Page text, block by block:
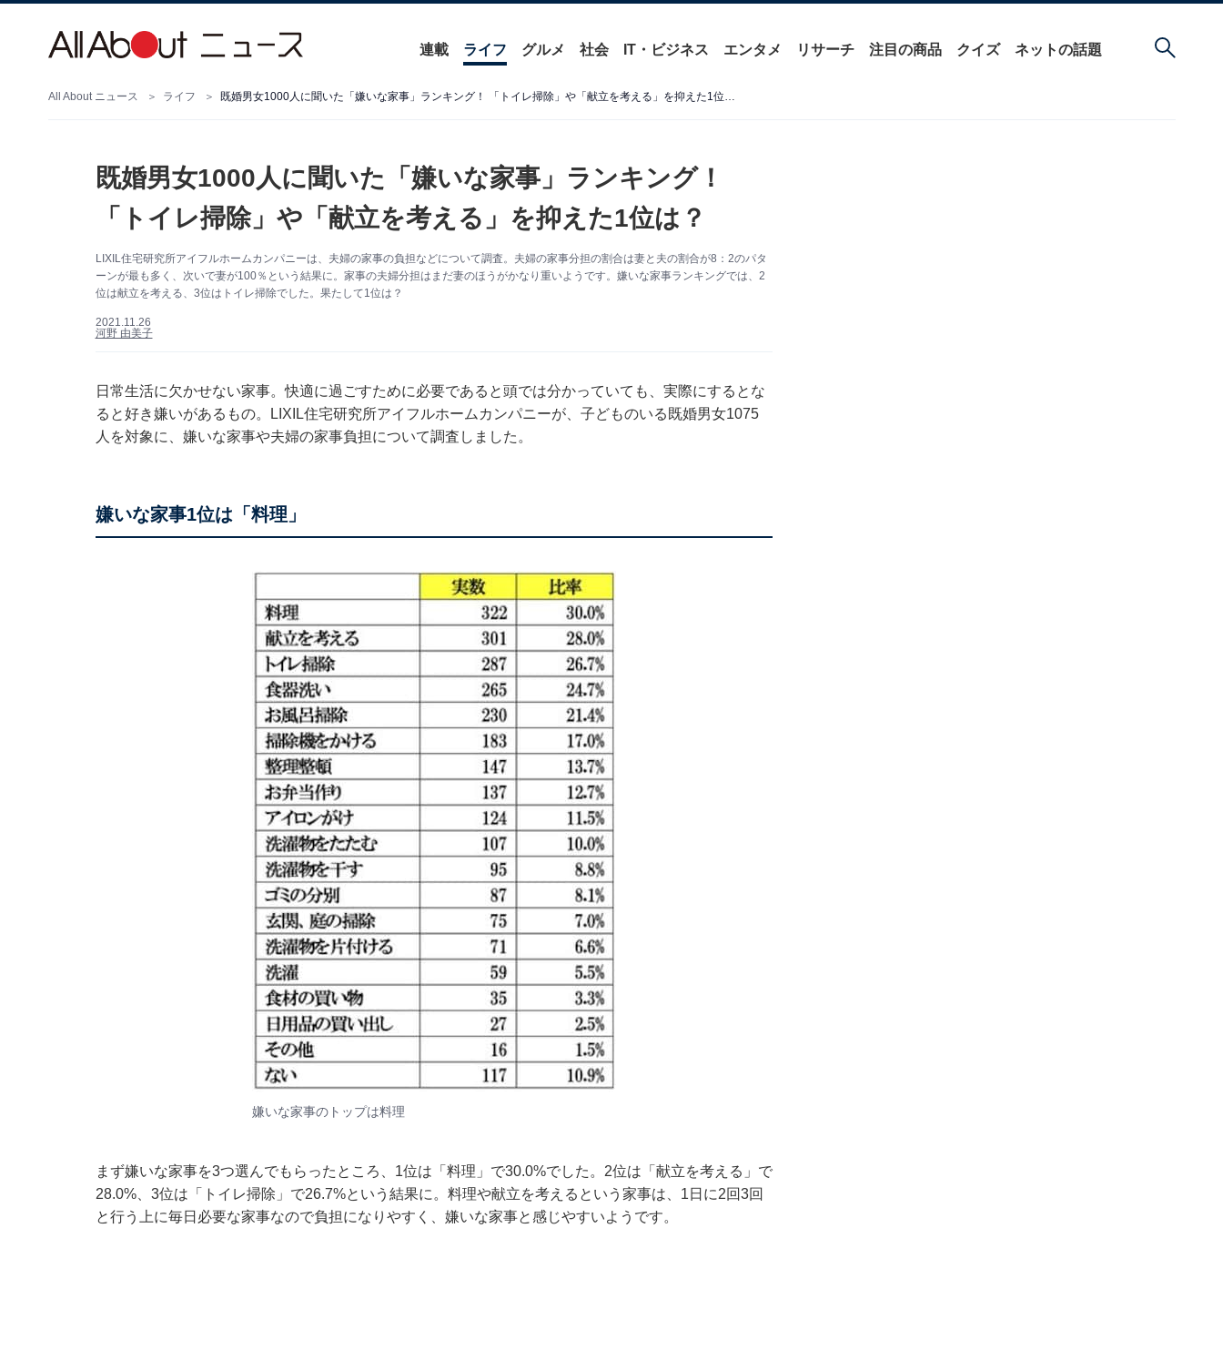
連載 ライフ グルメ 社会 IT・ビジネス エンタメ リサーチ 注目の商品 クイズ ネットの話題
All About ニュース ライフ 既婚男女1000人に聞いた「嫌いな家事」ランキング！ 「トイレ掃除」や「献立を考える」を抑えた1位は？
既婚男女1000人に聞いた「嫌いな家事」ランキング！
「トイレ掃除」や「献立を考える」を抑えた1位は？
LIXIL住宅研究所アイフルホームカンパニーは、夫婦の家事の負担などについて調査。夫婦の家事分担の割合は妻と夫の割合が8：2のパタ
ーンが最も多く、次いで妻が100％という結果に。家事の夫婦分担はまだ妻のほうがかなり重いようです。嫌いな家事ランキングでは、2
位は献立を考える、3位はトイレ掃除でした。果たして1位は？
2021.11.26
河野 由美子
日常生活に欠かせない家事。快適に過ごすために必要であると頭では分かっていても、実際にするとな
ると好き嫌いがあるもの。LIXIL住宅研究所アイフルホームカンパニーが、子どものいる既婚男女1075
人を対象に、嫌いな家事や夫婦の家事負担について調査しました。
嫌いな家事1位は「料理」
嫌いな家事のトップは料理
まず嫌いな家事を3つ選んでもらったところ、1位は「料理」で30.0%でした。2位は「献立を考える」で
28.0%、3位は「トイレ掃除」で26.7%という結果に。料理や献立を考えるという家事は、1日に2回3回
と行う上に毎日必要な家事なので負担になりやすく、嫌いな家事と感じやすいようです。